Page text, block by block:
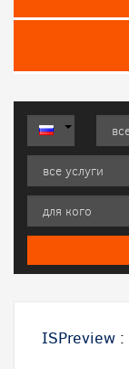
ISPreview :